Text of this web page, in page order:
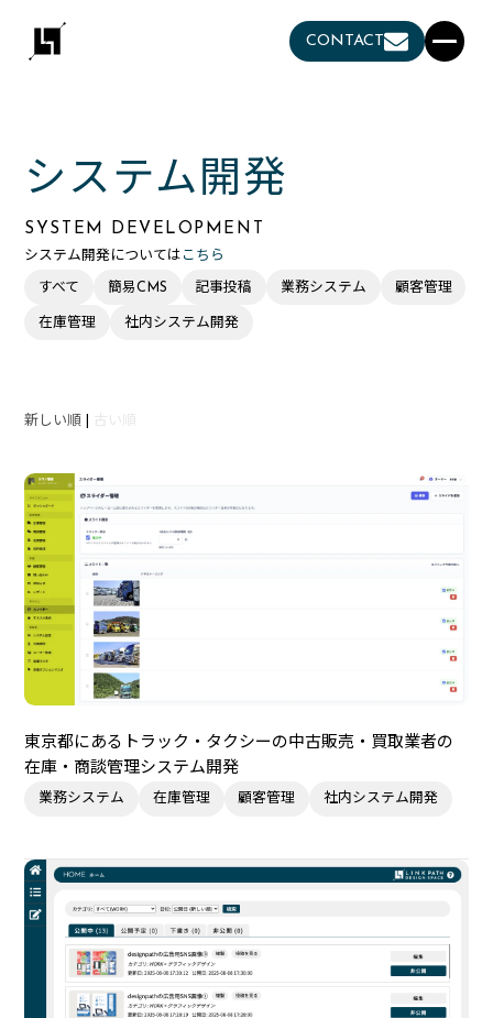
CONTACT
SYSTEM DEVELOPMENT
システム開発
システム開発については こちら
すべて 簡易CMS 記事投稿 業務システム 顧客管理
在庫管理 社内システム開発
新しい順 古い順
東京都にあるトラック・タクシーの中古販売・買取業者の
在庫・商談管理システム開発
業務システム 在庫管理 顧客管理 社内システム開発